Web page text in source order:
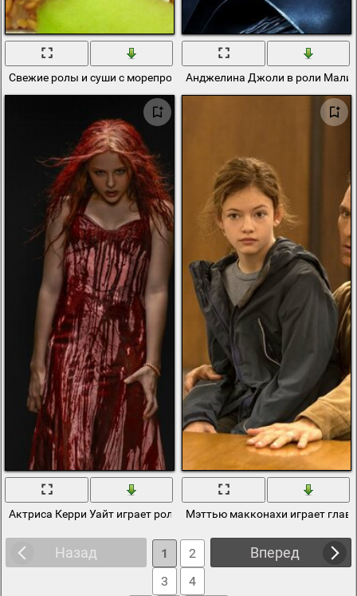
Свежие ролы и суши с морепродуктамиАнджелина Джоли в роли
Актриса Керри Уайт играет роль девочкиМэттью макконахи играет
Назад Вперед
1
2
3
4